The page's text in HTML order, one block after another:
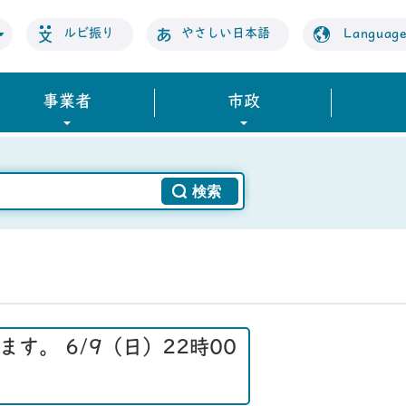
ルビ振り やさしい日本語 Language
事業者 市政
ます。 6/9（日）22時00